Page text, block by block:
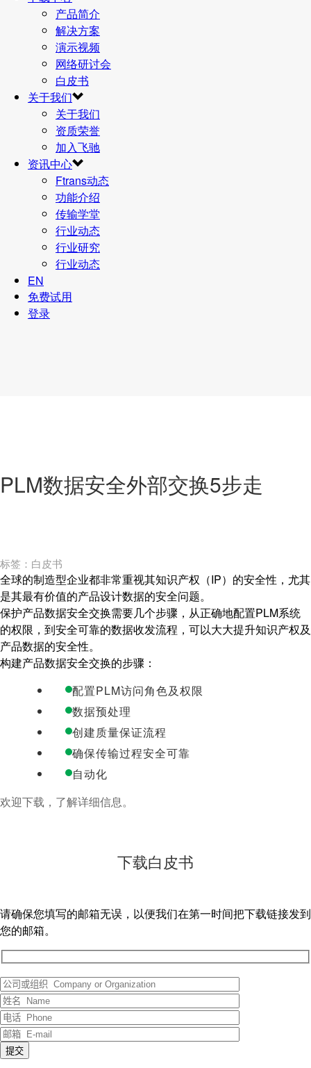
产品简介
解决方案
演示视频
网络研讨会
白皮书
关于我们
关于我们
资质荣誉
加入飞驰
资讯中心
Ftrans动态
功能介绍
传输学堂
行业动态
行业研究
行业动态
EN
免费试用
登录
PLM数据安全外部交换5步走
标签：白皮书
全球的制造型企业都非常重视其知识产权（IP）的安全性，尤其
是其最有价值的产品设计数据的安全问题。
保护产品数据安全交换需要几个步骤，从正确地配置PLM系统
的权限，到安全可靠的数据收发流程，可以大大提升知识产权及
产品数据的安全性。
构建产品数据安全交换的步骤：
配置PLM访问角色及权限
数据预处理
创建质量保证流程
确保传输过程安全可靠
自动化
欢迎下载，了解详细信息。
下载白皮书
请确保您填写的邮箱无误，以便我们在第一时间把下载链接发到
您的邮箱。